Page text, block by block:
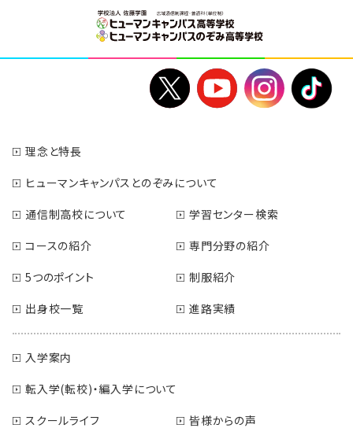
理念と特長
ヒューマンキャンパスとのぞみについて
通信制高校について
学習センター検索
コースの紹介
専門分野の紹介
5つのポイント
制服紹介
出身校一覧
進路実績
入学案内
転入学(転校)・編入学について
スクールライフ
皆様からの声